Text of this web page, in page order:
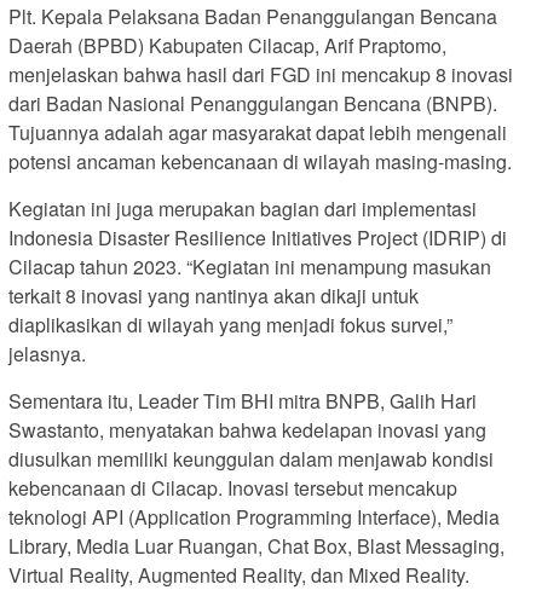
Plt. Kepala Pelaksana Badan Penanggulangan Bencana
Daerah (BPBD) Kabupaten Cilacap, Arif Praptomo,
menjelaskan bahwa hasil dari FGD ini mencakup 8 inovasi
dari Badan Nasional Penanggulangan Bencana (BNPB).
Tujuannya adalah agar masyarakat dapat lebih mengenali
potensi ancaman kebencanaan di wilayah masing-masing.
Kegiatan ini juga merupakan bagian dari implementasi
Indonesia Disaster Resilience Initiatives Project (IDRIP) di
Cilacap tahun 2023. “Kegiatan ini menampung masukan
terkait 8 inovasi yang nantinya akan dikaji untuk
diaplikasikan di wilayah yang menjadi fokus survei,”
jelasnya.
Sementara itu, Leader Tim BHI mitra BNPB, Galih Hari
Swastanto, menyatakan bahwa kedelapan inovasi yang
diusulkan memiliki keunggulan dalam menjawab kondisi
kebencanaan di Cilacap. Inovasi tersebut mencakup
teknologi API (Application Programming Interface), Media
Library, Media Luar Ruangan, Chat Box, Blast Messaging,
Virtual Reality, Augmented Reality, dan Mixed Reality.